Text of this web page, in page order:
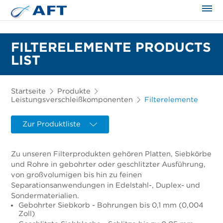
FILTERELEMENTE PRODUCTS
LIST
Startseite
Produkte
Leistungsverschleißkomponenten
Filterelemente
Zur Produktliste
Zu unseren Filterprodukten gehören Platten, Siebkörbe
und Rohre in gebohrter oder geschlitzter Ausführung,
von großvolumigen bis hin zu feinen
Separationsanwendungen in Edelstahl-, Duplex- und
Sondermaterialien.
Gebohrter Siebkorb - Bohrungen bis 0,1 mm (0,004
Zoll)